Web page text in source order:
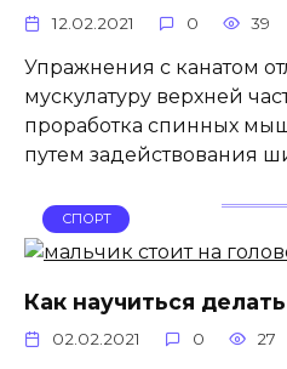
12.02.2021 0 39
Упражнения с канатом
мускулатуру верхней
проработка спинных
путем задействования
СПОРТ
Как научиться
02.02.2021 0 27